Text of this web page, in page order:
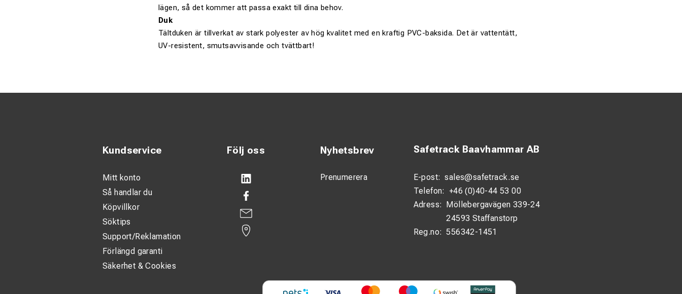
lägen, så det kommer att passa exakt till dina behov.
Duk
Tältduken är tillverkat av stark polyester av hög kvalitet med en kraftig PVC-baksida. Det är vattentätt,
UV-resistent, smutsavvisande och tvättbart!
Följ oss Nyhetsbrev
Prenumerera
Safetrack Baavhammar AB
E-post: sales@safetrack.se
Telefon: +46 (0)40-44 53 00
Adress: Möllebergavägen 339-24
24593 Staffanstorp
Reg.no: 556342-1451
Kundservice
Mitt konto
Så handlar du
Köpvillkor
Söktips
Support/Reklamation
Förlängd garanti
Säkerhet & Cookies